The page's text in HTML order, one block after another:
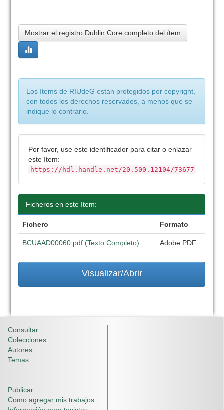
Mostrar el registro Dublin Core completo del ítem
Los ítems de RIUdeG están protegidos por copyright,
con todos los derechos reservados, a menos que se
indique lo contrario.
Por favor, use este identificador para citar o enlazar
este ítem:
https://hdl.handle.net/20.500.12104/73677
Ficheros en este ítem:
Fichero Formato
BCUAAD00060.pdf (Texto Completo) Adobe PDF
Visualizar/Abrir
Consultar
Colecciones
Autores
Temas
Publicar
Como agregar mis trabajos